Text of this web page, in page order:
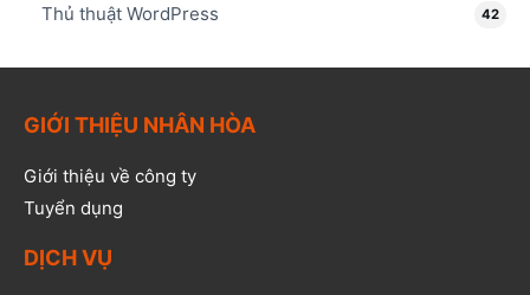
Thủ thuật WordPress 42
GIỚI THIỆU NHÂN HÒA
Giới thiệu về công ty
Tuyển dụng
DỊCH VỤ